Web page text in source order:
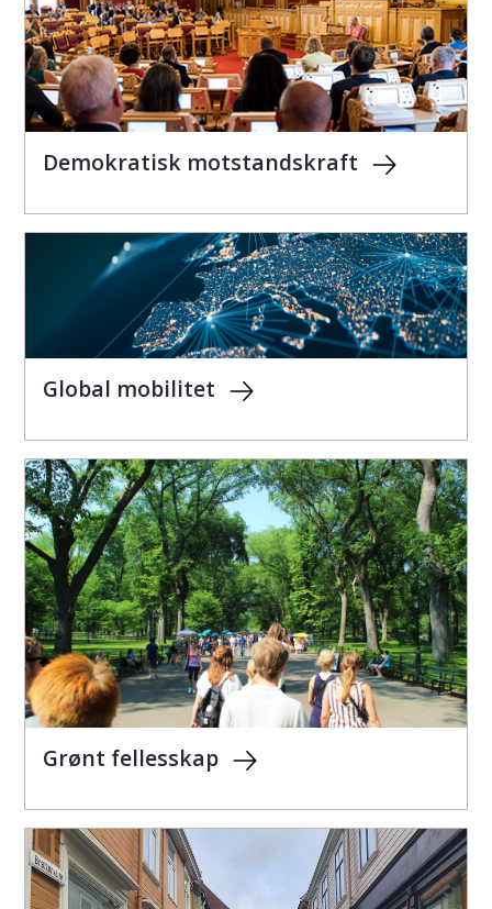
Demokratisk motstandskraft
Global mobilitet
Grønt fellesskap